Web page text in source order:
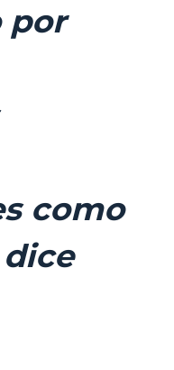
por
como